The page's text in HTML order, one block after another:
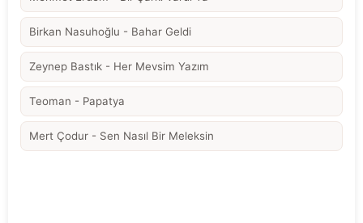
Birkan Nasuhoğlu - Bahar Geldi
Zeynep Bastık - Her Mevsim Yazım
Teoman - Papatya
Mert Çodur - Sen Nasıl Bir Meleksin